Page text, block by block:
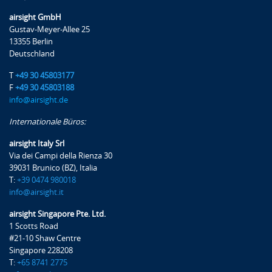
Exercises, examples and case studies
Referenten
Daniele Occhiato
Daniele ist ein Trainer mit mehr als 12 Jahren Erfahrung
in der Luftfahrtindustrie.
Raumfahrttechnik sowie einen Masterabschluss in
Luftfahrtsicherheit. 2020 ist er dem Trainingsteam von
airsight beigetreten und arbeitete für die Abteilung
Sicherheit & Betrieb als Projektingenieur sowie Auditor
airsight GmbH
Gustav-Meyer-Allee 25
13355 Berlin
Deutschland
T +49 30 45803177
F +49 30 45803188
info@airsight.de
Internationale Büros:
airsight Italy Srl
Via dei Campi della Rienza 30
39031 Brunico (BZ), Italia
T: +39 0474 980018
info@airsight.it
airsight Singapore Pte. Ltd.
1 Scotts Road
#21-10 Shaw Centre
Singapore 228208
T: +65 8741 2775